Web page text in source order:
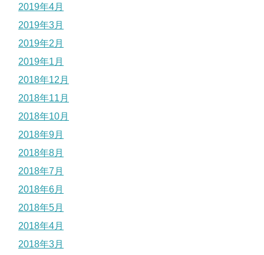
2019年4月
2019年3月
2019年2月
2019年1月
2018年12月
2018年11月
2018年10月
2018年9月
2018年8月
2018年7月
2018年6月
2018年5月
2018年4月
2018年3月